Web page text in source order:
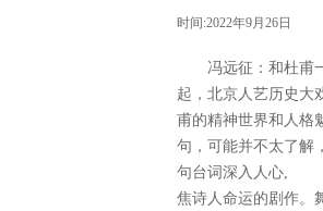
时间:2022年9月26日
冯远征：和杜甫
起，北京人艺历史大
甫的精神世界和人格
句，可能并不太了
句台词深入人心, 《
焦诗人命运的剧作。